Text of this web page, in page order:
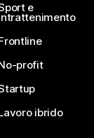
e
profit
ibrido